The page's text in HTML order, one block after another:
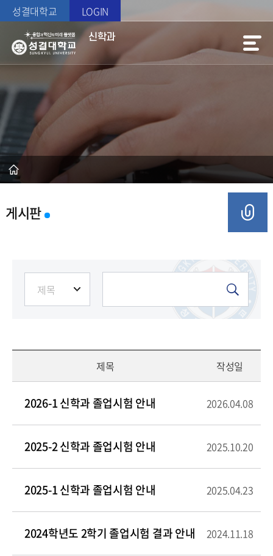
성결대학교 LOGIN
신학과
게시판
제목 작성일
2026-1 신학과 졸업시험 안내 2026.04.08
2025-2 신학과 졸업시험 안내 2025.10.20
2025-1 신학과 졸업시험 안내 2025.04.23
2024학년도 2학기 졸업시험 결과 안내 2024.11.18